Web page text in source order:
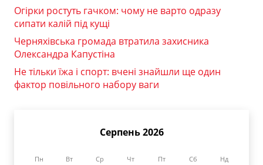
Огірки ростуть гачком: чому не варто одразу
сипати калій під кущі
Черняхівська громада втратила захисника
Олександра Капустіна
Не тільки їжа і спорт: вчені знайшли ще один
фактор повільного набору ваги
Серпень 2026
Пн Вт Ср Чт Пт Сб Нд